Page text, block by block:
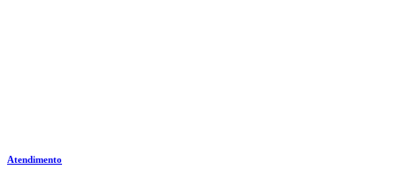
Atendimento